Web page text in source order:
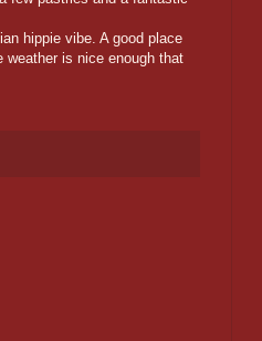
hippie vibe. A good place
is nice enough that